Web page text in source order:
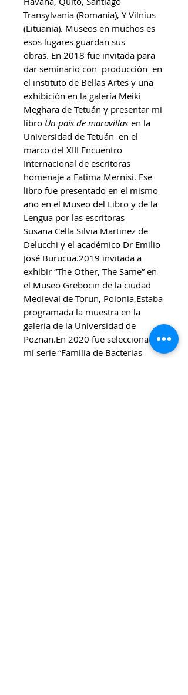
Transylvania (Romania), Y Vilnius
(Lituania). Museos en muchos es
esos lugares guardan sus
obras. En 2018 fue invitada para
dar seminario con producción en
el instituto de Bellas Artes y una
exhibición en la galería Meiki
Meghara de Tetuán y presentar mi
libro Un país de maravillas en la
Universidad de Tetuán en el
marco del XIII Encuentro
Internacional de escritoras
homenaje a Fatima Mernisi. Ese
libro fue presentado en el mismo
año en el Museo del Libro y de la
Lengua por las escritoras
Susana Cella Silvia Martinez de
Delucchi y el académico Dr Emilio
José Burucua.2019 invitada a
exhibir “The Other, The Same” en
el Museo Grebocin de la ciudad
Medieval de Torun, Polonia,Estaba
programada la muestra en la
galería de la Universidad de
Poznan.En 2020 fue seleccionada
mi serie “Familia de Bacterias